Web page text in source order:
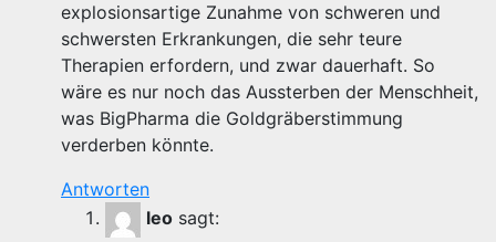
explosionsartige Zunahme von schweren und
schwersten Erkrankungen, die sehr teure
Therapien erfordern, und zwar dauerhaft. So
wäre es nur noch das Aussterben der Menschheit,
was BigPharma die Goldgräberstimmung
verderben könnte.
Antworten
leo sagt: